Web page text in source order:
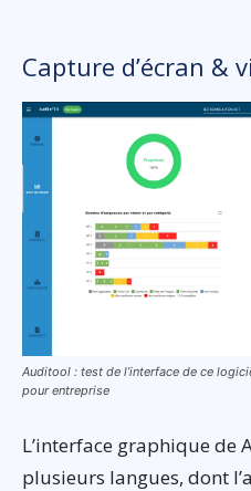
Capture d’écran &
Auditool : test de l’interface de ce
pour entreprise
L’interface graphique de
plusieurs langues, dont